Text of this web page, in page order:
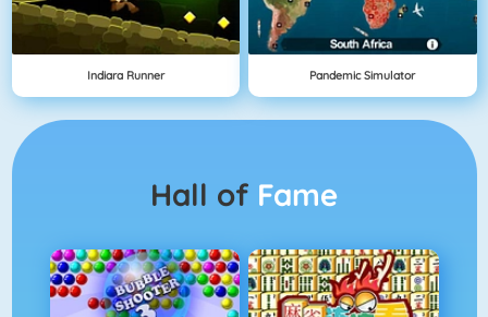
Indiara Runner Pandemic Simulator
Hall of Fame